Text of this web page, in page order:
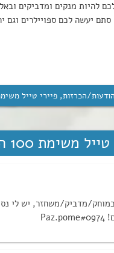
להיות מנקים ומדביקים
יעשה לכם ספויילרים וגם
הודעות/הכרזות, פיירי טייל
100 השנים!!!
מדביק/משחזר, יש לי